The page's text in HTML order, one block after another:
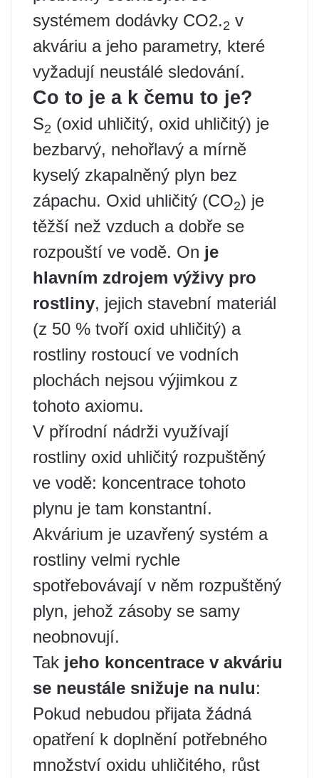
systémem dodávky CO2.2 v
akváriu a jeho parametry, které
vyžadují neustálé sledování.
Co to je a k čemu to je?
S2 (oxid uhličitý, oxid uhličitý) je
bezbarvý, nehořlavý a mírně
kyselý zkapalněný plyn bez
zápachu. Oxid uhličitý (CO2) je
těžší než vzduch a dobře se
rozpouští ve vodě. On je
hlavním zdrojem výživy pro
rostliny, jejich stavební materiál
(z 50 % tvoří oxid uhličitý) a
rostliny rostoucí ve vodních
plochách nejsou výjimkou z
tohoto axiomu.
V přírodní nádrži využívají
rostliny oxid uhličitý rozpuštěný
ve vodě: koncentrace tohoto
plynu je tam konstantní.
Akvárium je uzavřený systém a
rostliny velmi rychle
spotřebovávají v něm rozpuštěný
plyn, jehož zásoby se samy
neobnovují.
Tak jeho koncentrace v akváriu
se neustále snižuje na nulu:
Pokud nebudou přijata žádná
opatření k doplnění potřebného
množství oxidu uhličitého, růst